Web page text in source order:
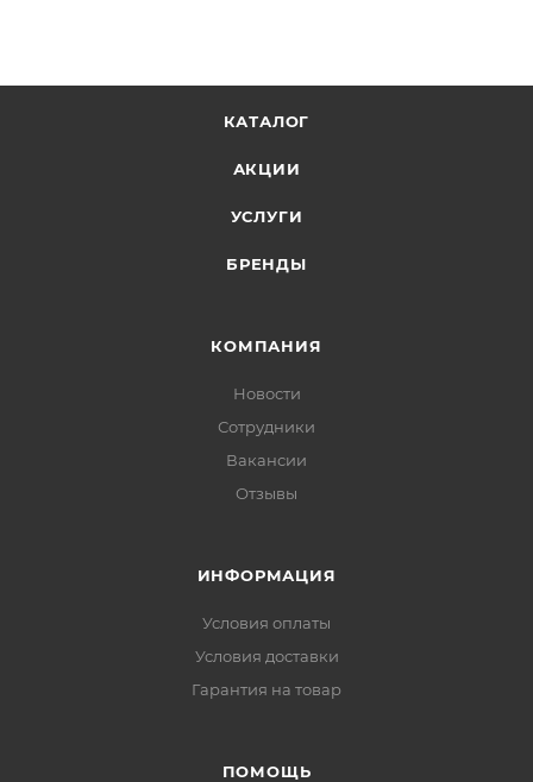
КАТАЛОГ
АКЦИИ
УСЛУГИ
БРЕНДЫ
КОМПАНИЯ
Новости
Сотрудники
Вакансии
Отзывы
ИНФОРМАЦИЯ
Условия оплаты
Условия доставки
Гарантия на товар
ПОМОЩЬ